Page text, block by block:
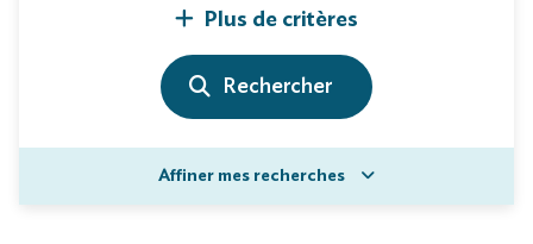
Plus de critères
Affiner mes recherches